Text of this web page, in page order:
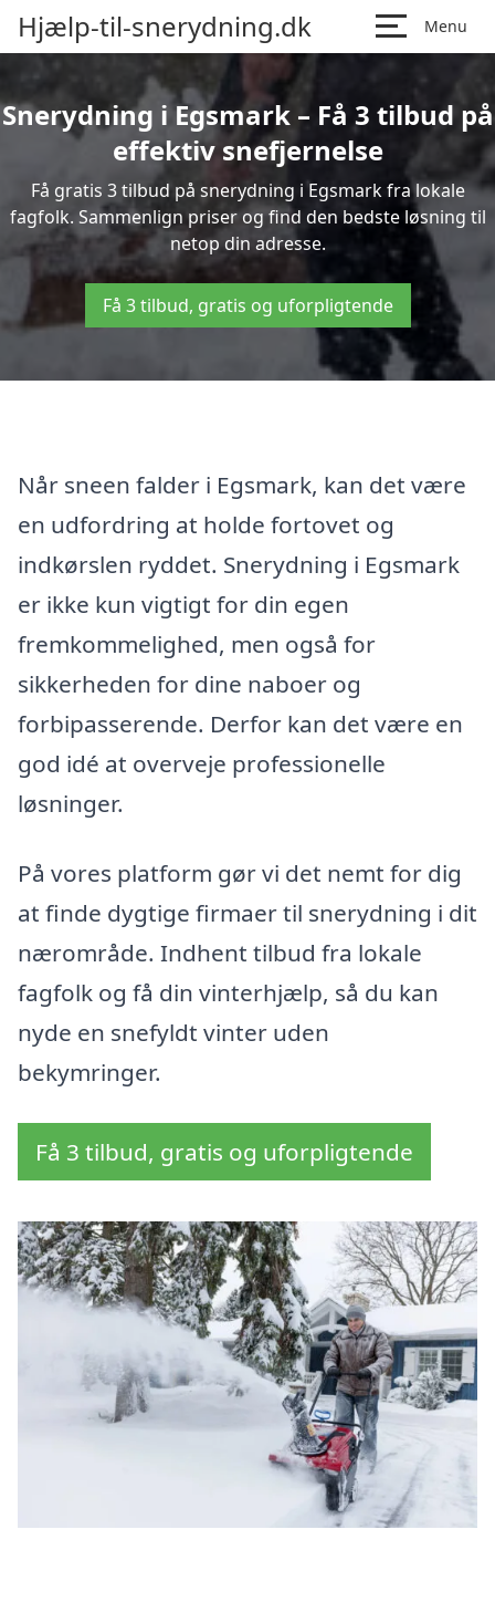
Hjælp-til-snerydning.dk Menu
Snerydning i Egsmark – Få 3 tilbud på
effektiv snefjernelse
Få gratis 3 tilbud på snerydning i Egsmark fra lokale
fagfolk. Sammenlign priser og find den bedste løsning til
netop din adresse.
Få 3 tilbud, gratis og uforpligtende
Når sneen falder i Egsmark, kan det være
en udfordring at holde fortovet og
indkørslen ryddet. Snerydning i Egsmark
er ikke kun vigtigt for din egen
fremkommelighed, men også for
sikkerheden for dine naboer og
forbipasserende. Derfor kan det være en
god idé at overveje professionelle
løsninger.
På vores platform gør vi det nemt for dig
at finde dygtige firmaer til snerydning i dit
nærområde. Indhent tilbud fra lokale
fagfolk og få din vinterhjælp, så du kan
nyde en snefyldt vinter uden
bekymringer.
Få 3 tilbud, gratis og uforpligtende